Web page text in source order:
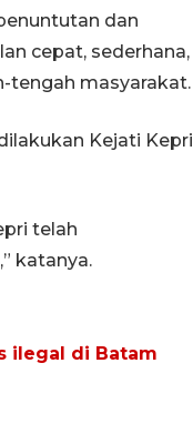
dan
cepat, sederhana,
tengah masyarakat.
Kejati Kepri
telah
katanya.
ilegal di Batam